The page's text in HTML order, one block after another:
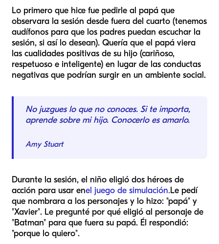
Lo primero que hice fue pedirle al papá que
observara la sesión desde fuera del cuarto (tenemos
audífonos para que los padres puedan escuchar la
sesión, si así lo desean). Quería que el papá viera
las cualidades positivas de su hijo (cariñoso,
respetuoso e inteligente) en lugar de las conductas
negativas que podrían surgir en un ambiente social.
No juzgues lo que no conoces. Si te importa,
aprende sobre mi hijo. Conocerlo es amarlo.
Amy Stuart
Durante la sesión, el niño eligió dos héroes de
acción para usar enel juego de simulación.Le pedí
que nombrara a los personajes y lo hizo: "papá" y
"Xavier". Le pregunté por qué eligió al personaje de
"Batman" para que fuera su papá. Él respondió:
"porque lo quiero".